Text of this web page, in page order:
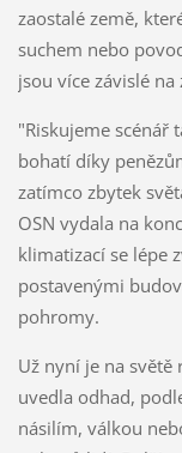
zaostalé země,
suchem nebo
jsou více závislé na
"Riskujeme scénář
bohatí díky
zatímco zbytek
OSN vydala na
klimatizací se lépe
postavenými
pohromy.
Už nyní je na
uvedla odhad,
násilím, válkou